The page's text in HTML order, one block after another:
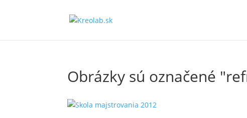
Obrázky sú označené